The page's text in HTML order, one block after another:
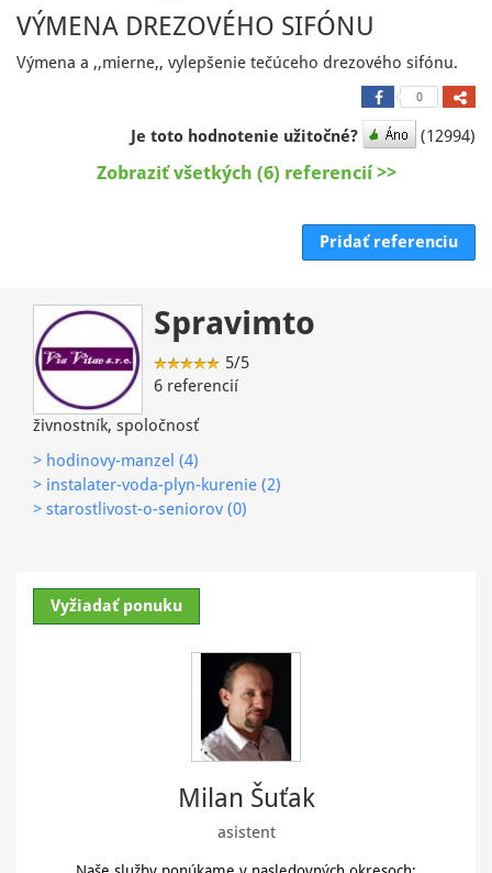
VÝMENA DREZOVÉHO SIFÓNU
Výmena a ,,mierne,, vylepšenie tečúceho drezového sifónu.
0
Je toto hodnotenie užitočné? (12994)
Zobraziť všetkých (6) referencií >>
Pridať referenciu
Spravimto
5/5
6 referencií
živnostník, spoločnosť
> hodinovy-manzel (4)
> instalater-voda-plyn-kurenie (2)
> starostlivost-o-seniorov (0)
Vyžiadať ponuku
Milan Šuťak
asistent